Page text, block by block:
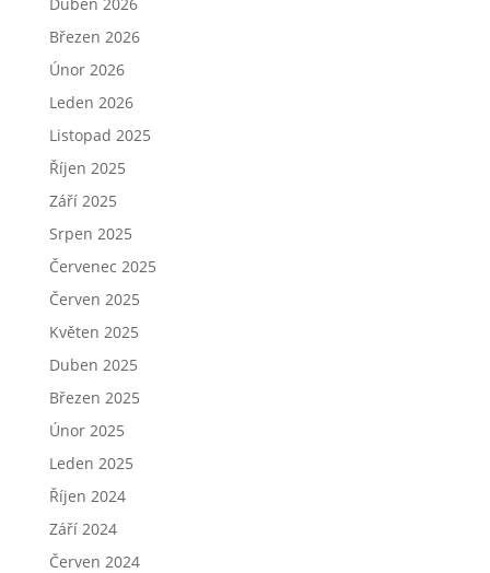
Březen 2026
Únor 2026
Leden 2026
Listopad 2025
Říjen 2025
Září 2025
Srpen 2025
Červenec 2025
Červen 2025
Květen 2025
Duben 2025
Březen 2025
Únor 2025
Leden 2025
Říjen 2024
Září 2024
Červen 2024